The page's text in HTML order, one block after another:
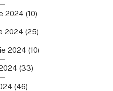
2024 (10)
2024 (25)
2024 (10)
(33)
(46)